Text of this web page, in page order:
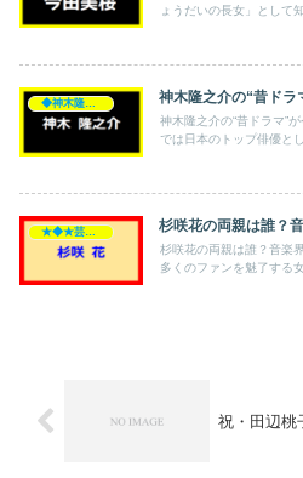
ょうだいの長女」として
神木隆之介の“昔ドラ
神木隆之介の“昔ドラマ”
では日本のトップ俳優と
杉咲花の両親は誰？
杉咲花の両親は誰？音楽
多くのファンを魅了する
祝・田辺桃